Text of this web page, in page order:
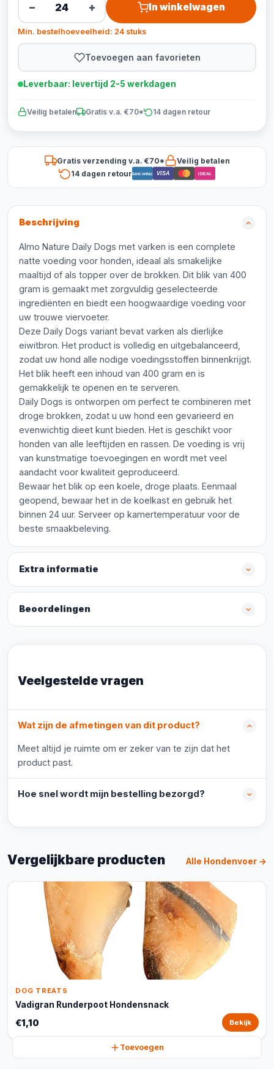
− + In winkelwagen
Min. bestelhoeveelheid: 24 stuks
Toevoegen aan favorieten
Leverbaar: levertijd 2-5 werkdagen
Veilig betalen Gratis v.a. €70* 14 dagen retour
Gratis verzending v.a. €70*
Veilig betalen
14 dagen retourBancontact VISA iDEAL
Beschrijving
Almo Nature Daily Dogs met varken is een complete
natte voeding voor honden, ideaal als smakelijke
maaltijd of als topper over de brokken. Dit blik van 400
gram is gemaakt met zorgvuldig geselecteerde
ingrediënten en biedt een hoogwaardige voeding voor
uw trouwe viervoeter.
Deze Daily Dogs variant bevat varken als dierlijke
eiwitbron. Het product is volledig en uitgebalanceerd,
zodat uw hond alle nodige voedingsstoffen binnenkrijgt.
Het blik heeft een inhoud van 400 gram en is
gemakkelijk te openen en te serveren.
Daily Dogs is ontworpen om perfect te combineren met
droge brokken, zodat u uw hond een gevarieerd en
evenwichtig dieet kunt bieden. Het is geschikt voor
honden van alle leeftijden en rassen. De voeding is vrij
van kunstmatige toevoegingen en wordt met veel
aandacht voor kwaliteit geproduceerd.
Bewaar het blik op een koele, droge plaats. Eenmaal
geopend, bewaar het in de koelkast en gebruik het
binnen 24 uur. Serveer op kamertemperatuur voor de
beste smaakbeleving.
Extra informatie
Beoordelingen
Veelgestelde vragen
Wat zijn de afmetingen van dit product?
Meet altijd je ruimte om er zeker van te zijn dat het
product past.
Hoe snel wordt mijn bestelling bezorgd?
Vergelijkbare producten Alle Hondenvoer →
DOG TREATS
Vadigran Runderpoot Hondensnack
€1,10 Bekijk
Toevoegen